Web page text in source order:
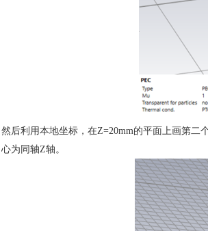
然后利用本地坐标，在Z=20mm的平面上画第二
心为同轴Z轴。